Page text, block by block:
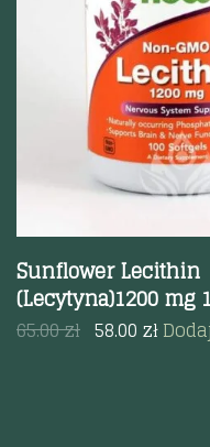
Szybki podgląd
Sunflower Lecithin
(Lecytyna)1200 mg
65.00zł 58.00 zł